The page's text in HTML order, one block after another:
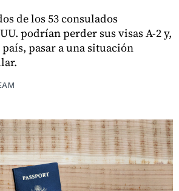
de los 53 consulados
podrían perder sus visas A-2 y,
pasar a una situación